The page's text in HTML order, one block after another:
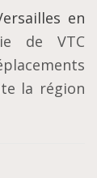
en
de VTC
la région